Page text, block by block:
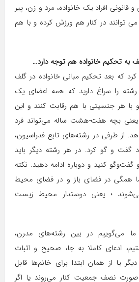
افراد یک خانواده، مرد و زن، پیر
می توانند در کنار هم ورزش کرده و با هم
به تحکیم خانواده هم توجه دارد…
کرد که بعد تحکیم مبانی خانواده در گلف
را سراغ دارید که همه اعضای یک
با هر جنسیتی با هم رقابت کنند و این
یعنی بچه هفت-هشت ساله می‌تواند فرد‌
از طرفی در رشته‌های تابع فدراسیون،
و گو کرد. در هر رشته دیگر باید
کنید و دوباره ادامه دهید. نکته
ما همگی در فضای باز و در فضای محیط
؛ یعنی دوستدار محیط زیست
ما می‌گوییم در بین رشته‌های مدرن،
ادعای کاملا به جا، صحیح و اثبات
یا از همان ابتدا برای خانم‌ها قابل
نصف جمعیت کنار می‌روند یا اگر